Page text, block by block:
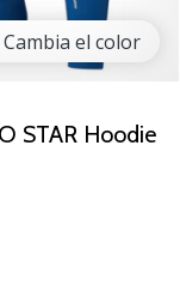
Cambia el color
STAR Hoodie